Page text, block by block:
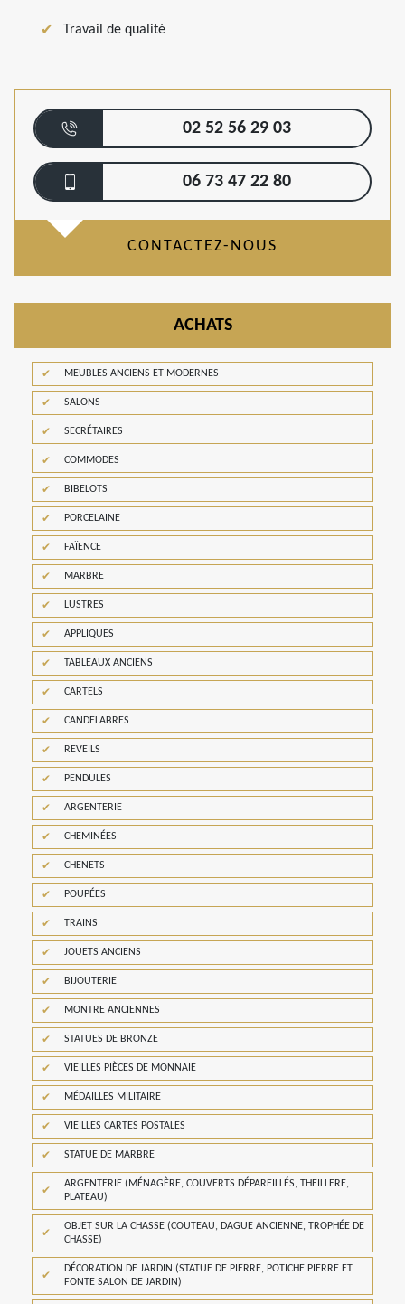
Travail de qualité
02 52 56 29 03
06 73 47 22 80
CONTACTEZ-NOUS
ACHATS
MEUBLES ANCIENS ET MODERNES
SALONS
SECRÉTAIRES
COMMODES
BIBELOTS
PORCELAINE
FAÏENCE
MARBRE
LUSTRES
APPLIQUES
TABLEAUX ANCIENS
CARTELS
CANDELABRES
REVEILS
PENDULES
ARGENTERIE
CHEMINÉES
CHENETS
POUPÉES
TRAINS
JOUETS ANCIENS
BIJOUTERIE
MONTRE ANCIENNES
STATUES DE BRONZE
VIEILLES PIÈCES DE MONNAIE
MÉDAILLES MILITAIRE
VIEILLES CARTES POSTALES
STATUE DE MARBRE
ARGENTERIE (MÉNAGÈRE, COUVERTS DÉPAREILLÉS, THEILLERE,
PLATEAU)
OBJET SUR LA CHASSE (COUTEAU, DAGUE ANCIENNE, TROPHÉE DE
CHASSE)
DÉCORATION DE JARDIN (STATUE DE PIERRE, POTICHE PIERRE ET
FONTE SALON DE JARDIN)